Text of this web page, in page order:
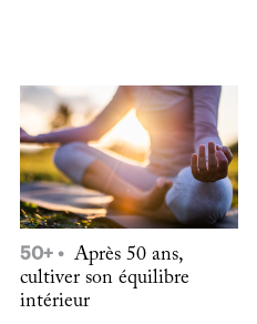
50+
Après 50 ans,
cultiver son équilibre
intérieur